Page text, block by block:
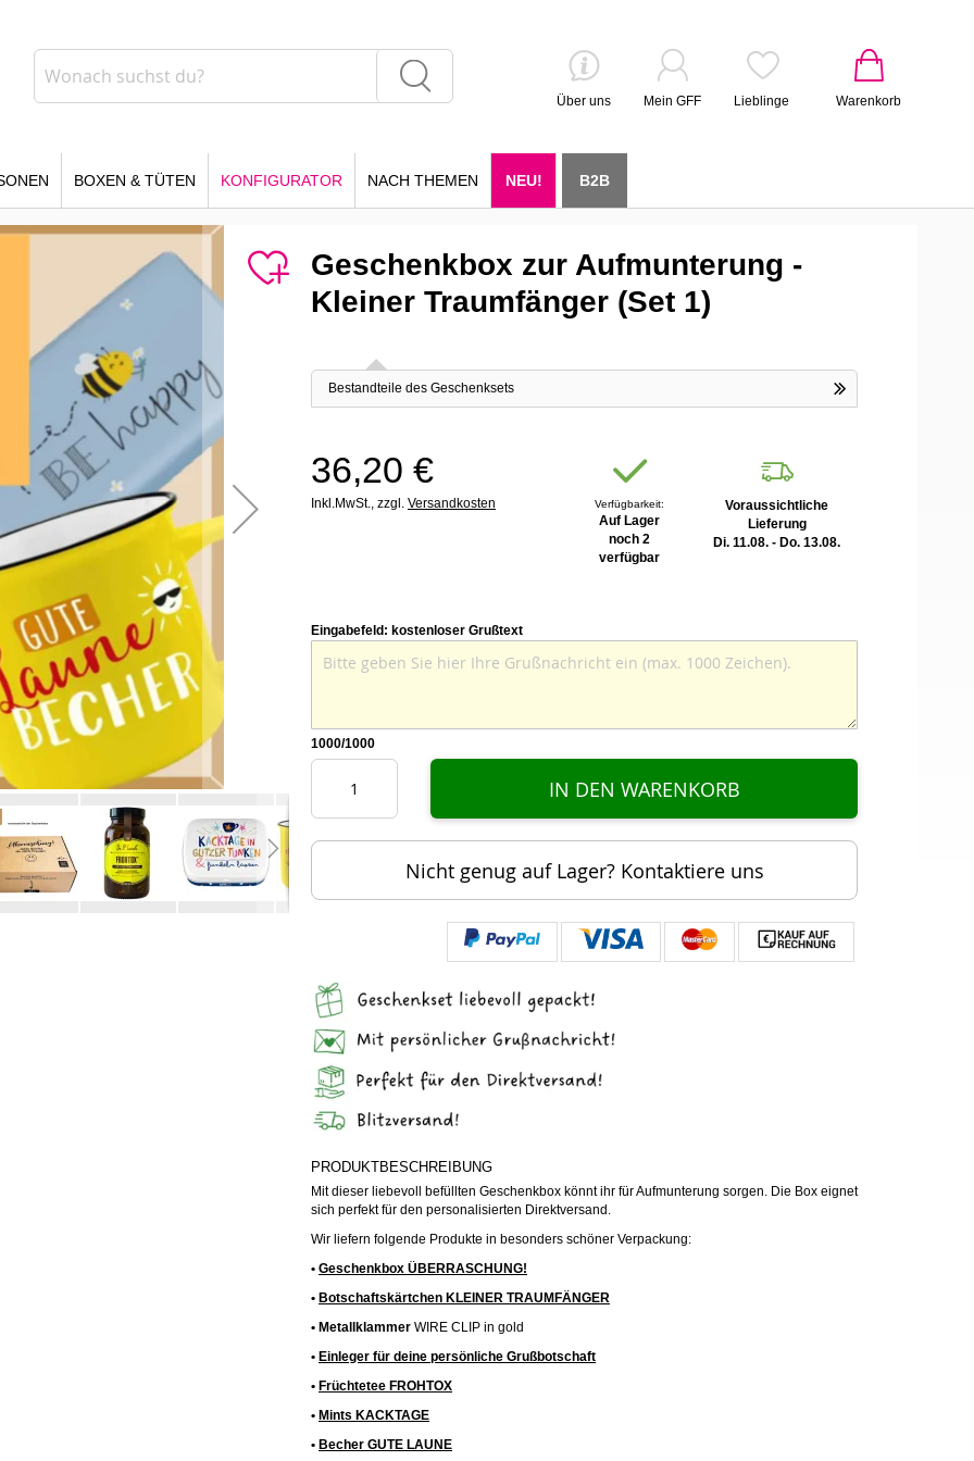
Warenkorb
Über uns Mein GFF Lieblinge
BOXEN & TÜTEN KONFIGURATOR NACH THEMEN NEU! B2B
Geschenkbox zur Aufmunterung -
Kleiner Traumfänger (Set 1)
Bestandteile des Geschenksets
36,20 €
Inkl.MwSt., zzgl. Versandkosten Verfügbarkeit:
Auf Lager
noch 2
verfügbar
Voraussichtliche
Lieferung
Di. 11.08. - Do. 13.08.
Eingabefeld: kostenloser Grußtext
1000/1000
IN DEN WARENKORB
Nicht genug auf Lager? Kontaktiere uns
PRODUKTBESCHREIBUNG
Mit dieser liebevoll befüllten Geschenkbox könnt ihr für Aufmunterung sorgen. Die Box eignet
sich perfekt für den personalisierten Direktversand.
Wir liefern folgende Produkte in besonders schöner Verpackung:
• Geschenkbox ÜBERRASCHUNG!
• Botschaftskärtchen KLEINER TRAUMFÄNGER
• Metallklammer WIRE CLIP in gold
• Einleger für deine persönliche Grußbotschaft
• Früchtetee FROHTOX
• Mints KACKTAGE
• Becher GUTE LAUNE